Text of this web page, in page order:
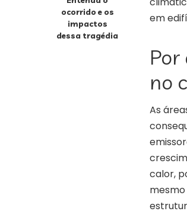
ocorrido e os
impactos
dessa tragédia
em
no
As
calor,